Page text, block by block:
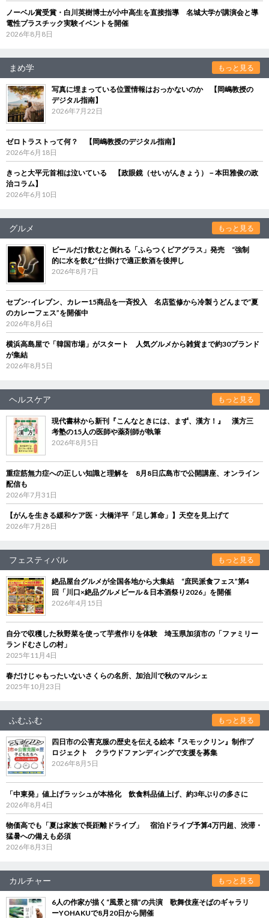
ノーベル賞受賞・白川英樹博士が小中高生を直接指導 名城大学が講演会と導
電性プラスチック実験イベントを開催
2026年8月8日
まめ学 もっと見る
写真に埋まっている位置情報はおっかないのか 【岡嶋教授の
デジタル指南】
2026年7月22日
ゼロトラストって何？ 【岡嶋教授のデジタル指南】
2026年6月18日
きっと大平元首相は泣いている 【政眼鏡（せいがんきょう）－本田雅俊の政
治コラム】
2026年6月10日
グルメ もっと見る
ビールだけ飲むと倒れる「ふらつくビアグラス」発売 “強制
的に水を飲む”仕掛けで適正飲酒を後押し
2026年8月7日
セブン‐イレブン、カレー15商品を一斉投入 名店監修から冷製うどんまで“夏
のカレーフェス”を開催中
2026年8月6日
横浜高島屋で「韓国市場」がスタート 人気グルメから雑貨まで約30ブランド
が集結
2026年8月5日
ヘルスケア もっと見る
現代書林から新刊『こんなときには、まず、漢方！』 漢方三
考塾の15人の医師や薬剤師が執筆
2026年8月5日
重症筋無力症への正しい知識と理解を 8月8日広島市で公開講座、オンライン
配信も
2026年7月31日
【がんを生きる緩和ケア医・大橋洋平「足し算命」】天空を見上げて
2026年7月28日
フェスティバル もっと見る
絶品屋台グルメが全国各地から大集結 “庶民派食フェス”第4
回「川口×絶品グルメビール＆日本酒祭り2026」を開催
2026年4月15日
自分で収穫した秋野菜を使って芋煮作りを体験 埼玉県加須市の「ファミリー
ランドむさしの村」
2025年11月4日
春だけじゃもったいないさくらの名所、加治川で秋のマルシェ
2025年10月23日
ふむふむ もっと見る
四日市の公害克服の歴史を伝える絵本『スモックリン』制作プ
ロジェクト クラウドファンディングで支援を募集
2026年8月5日
「中東発」値上げラッシュが本格化 飲食料品値上げ、約3年ぶりの多さに
2026年8月4日
物価高でも「夏は家族で長距離ドライブ」 宿泊ドライブ予算4万円超、渋滞・
猛暑への備えも必須
2026年8月3日
カルチャー もっと見る
6人の作家が描く“風景と猫”の共演 歌舞伎座そばのギャラリ
ーYOHAKUで8月20日から開催